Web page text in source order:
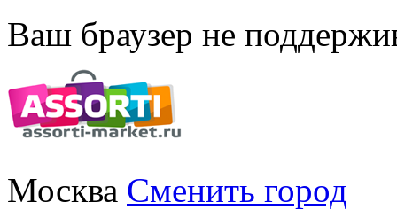
Ваш браузер не
Москва Сменить город